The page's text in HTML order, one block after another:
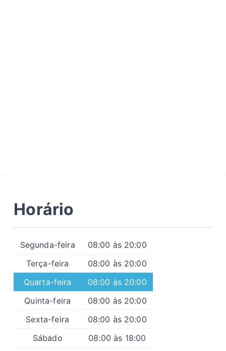
Horário
Segunda-feira
08:00 às 20:00
Terça-feira
08:00 às 20:00
Quarta-feira
08:00 às 20:00
Quinta-feira
08:00 às 20:00
Sexta-feira
08:00 às 20:00
Sábado
08:00 às 18:00